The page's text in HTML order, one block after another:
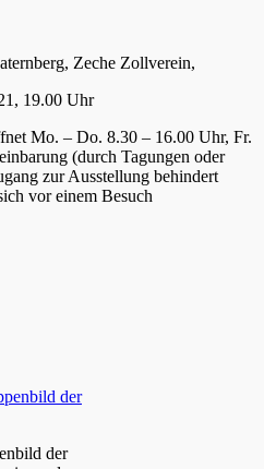
Zeche Zollverein,
19.00 Uhr
Mo. – Do. 8.30 – 16.00 Uhr, Fr.
(durch Tagungen oder
zur Ausstellung behindert
vor einem Besuch
der